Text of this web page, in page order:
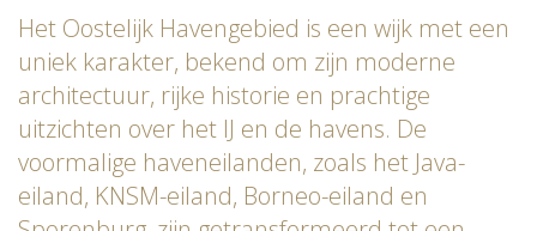
Het Oostelijk Havengebied is een wijk met een
uniek karakter, bekend om zijn moderne
architectuur, rijke historie en prachtige
uitzichten over het IJ en de havens. De
voormalige haveneilanden, zoals het Java-
eiland, KNSM-eiland, Borneo-eiland en